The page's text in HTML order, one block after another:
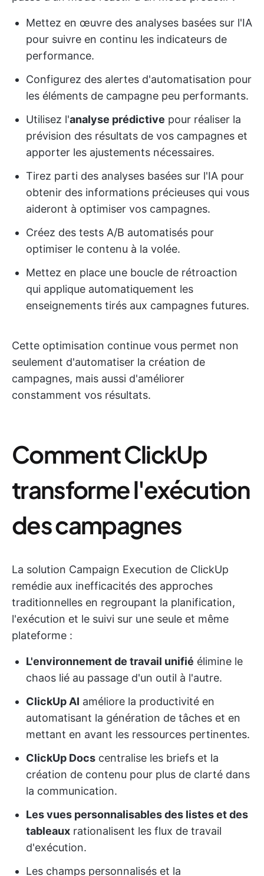
Mettez en œuvre des analyses basées sur l'IA
pour suivre en continu les indicateurs de
performance.
Configurez des alertes d'automatisation pour
les éléments de campagne peu performants.
Utilisez l'analyse prédictive pour réaliser la
prévision des résultats de vos campagnes et
apporter les ajustements nécessaires.
Tirez parti des analyses basées sur l'IA pour
obtenir des informations précieuses qui vous
aideront à optimiser vos campagnes.
Créez des tests A/B automatisés pour
optimiser le contenu à la volée.
Mettez en place une boucle de rétroaction
qui applique automatiquement les
enseignements tirés aux campagnes futures.
Cette optimisation continue vous permet non
seulement d'automatiser la création de
campagnes, mais aussi d'améliorer
constamment vos résultats.
Comment ClickUp
transforme l'exécution
des campagnes
La solution Campaign Execution de ClickUp
remédie aux inefficacités des approches
traditionnelles en regroupant la planification,
l'exécution et le suivi sur une seule et même
plateforme :
L'environnement de travail unifié élimine le
chaos lié au passage d'un outil à l'autre.
ClickUp AI améliore la productivité en
automatisant la génération de tâches et en
mettant en avant les ressources pertinentes.
ClickUp Docs centralise les briefs et la
création de contenu pour plus de clarté dans
la communication.
Les vues personnalisables des listes et des
tableaux rationalisent les flux de travail
d'exécution.
Les champs personnalisés et la